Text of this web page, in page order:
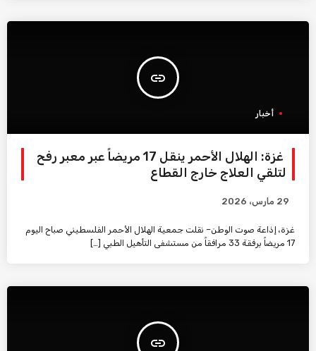
insert_link
أخبار
غزة: الهلال الأحمر ينقل 17 مريضاً عبر معبر رفح
لتلقي العلاج خارج القطاع
29 مارس، 2026
غزة، إذاعة صوت الوطن– نقلت جمعية الهلال الأحمر الفلسطيني صباح اليوم
17 مريضاً برفقة 33 مرافقاً من مستشفى التأهيل الطبي […]
insert_link